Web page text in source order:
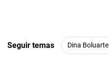
Seguir temas Dina Boluarte